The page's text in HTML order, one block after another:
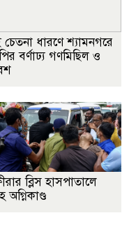
ধারণে শ্যামনগরে
বর্ণাঢ্য গণমিছিল ও
ব্লিস হাসপাতালে
অগ্নিকাণ্ড